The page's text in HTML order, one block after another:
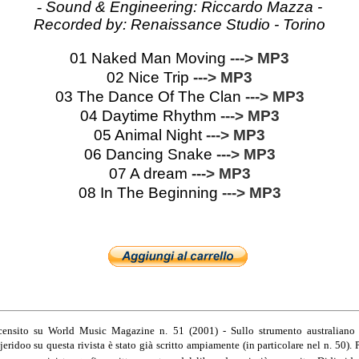
- Sound & Engineering: Riccardo Mazza -
Recorded by: Renaissance Studio - Torino
01 Naked Man Moving ---> MP3
02 Nice Trip ---> MP3
03 The Dance Of The Clan ---> MP3
04 Daytime Rhythm ---> MP3
05 Animal Night---> MP3
06 Dancing Snake ---> MP3
07 A dream ---> MP3
08 In The Beginning ---> MP3
su World Music Magazine n. 51 (2001) - Sullo strumento australiano
su questa rivista è stato già scritto ampiamente (in particolare nel n. 50).